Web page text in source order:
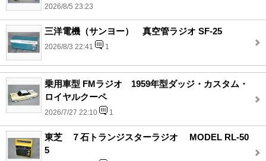
2026/8/5 23:23
三洋電機（サンヨー） 真空管ラジオ SF-25
2026/8/3 22:41 1
乗用車型 FMラジオ 1959年型ダッジ・カスタム・
ロイヤルクーペ
2026/7/27 22:10 1
東芝 ７石トランジスターラジオ MODEL RL-50
5